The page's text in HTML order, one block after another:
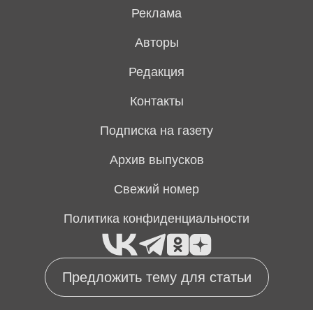
Предложить тему для статьи
Реклама
Авторы
Редакция
Контакты
Подписка на газету
Архив выпусков
Свежий номер
Политика конфиденциальности